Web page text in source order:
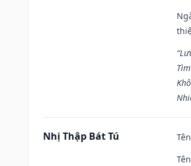
Nhị Thập Bát Tú